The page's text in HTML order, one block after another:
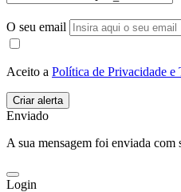
O seu email
Aceito a Política de Privacidade e
Enviado
A sua mensagem foi enviada com
Login